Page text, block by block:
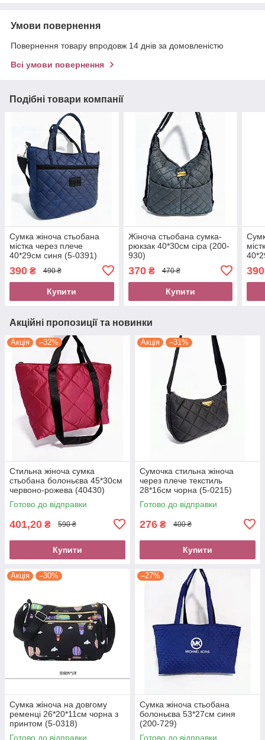
Умови повернення
Повернення товару впродовж 14 днів за домовленістю
Всі умови повернення
Подібні товари компанії
Сумка жіноча стьобана
містка через плече
40*29см синя (5-0391)
390 ₴ 490 ₴
Купити
Жіноча стьобана сумка-
рюкзак 40*30см сіра (200-
930)
370₴ 470 ₴
Купити
390
Акційні пропозиції та новинки
Акція –32%
Стильна жіноча сумка
стьобана болоньєва 45*30см
червоно-рожева (40430)
Готово до відправки
401,20 ₴ 590 ₴
Купити
Акція –31%
Сумочка стильна жіноча
через плече текстиль
28*16см чорна (5-0215)
Готово до відправки
276 ₴ 400 ₴
Купити
Акція –30%
Сумка жіноча на довгому
ременці 26*20*11см чорна з
принтом (5-0318)
Готово до відправки
–27%
Сумка жіноча стьобана
болоньєва 53*27см синя
(200-729)
Готово до відправки